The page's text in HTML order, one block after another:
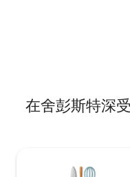
制音乐和部分Hue灯-无
源，可免费使用。 您可以从大型木质露台
在舍彭斯特深